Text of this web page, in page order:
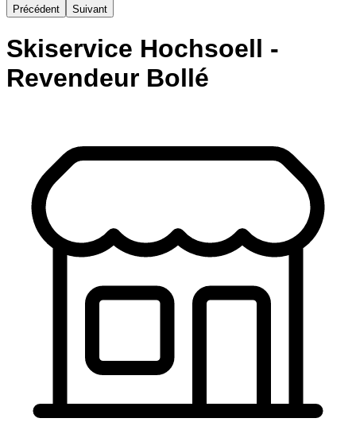
Précédent Suivant
Skiservice Hochsoell -
Revendeur Bollé